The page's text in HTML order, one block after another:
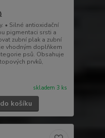
• Silné antioxidační
pigmentaci srsti a
zubní plak a zubní
vhodným doplňkem
psů. Obsahuje
prvků,
skladem 3 ks
košíku